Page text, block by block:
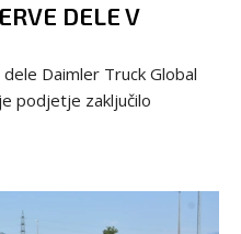
DELE V
Daimler Truck Global
podjetje zaključilo